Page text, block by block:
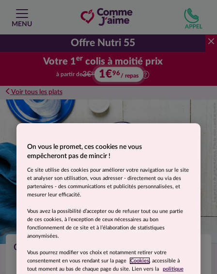
MENU
Offre Nutri 55
Votre 1er colis à moitié prix
Votre premier colis à moitié
à partir de3€92 1€96 / repas
Voir tous les plats
Suggestion de présentation. Photo non contractuelle.
Gratin de macaroni et allumettes de jambon
On vous le promet, ces cookies ne vous
empêcheront pas de mincir !
Ce site utilise des cookies pour améliorer votre navigation sur le site
et analyser son utilisation, vous adresser - directement ou via des
partenaires - des communications et publicités personnalisées, et
mesurer leur efficacité.
Vous avez la possibilité d’accepter ou de refuser tout ou une partie
de ces cookies, à l’exception de ceux nécessaires au bon
fonctionnement de ce site et à l’élaboration de statistiques
anonymisées.
Vous pourrez modifier vos choix et notamment retirer votre
consentement en vous rendant sur la page
Cookies, accessible à
tout moment au bas de chaque page du site. Lien vers la
politique